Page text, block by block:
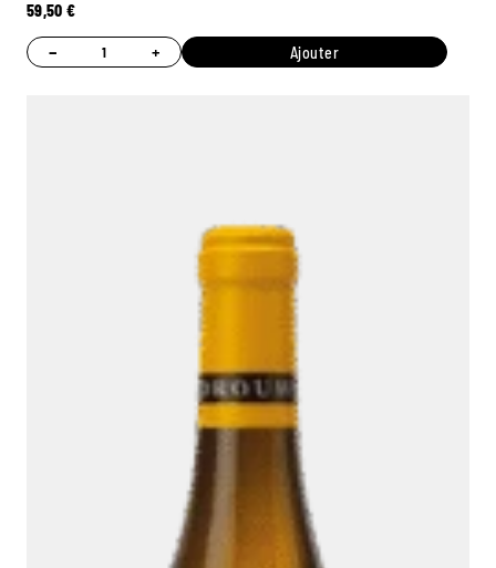
59,50€
− + Ajouter